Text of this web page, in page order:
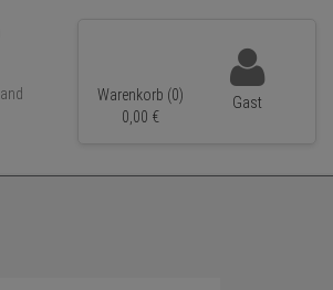
Warenkorb (0)
0, 00 €
Gast